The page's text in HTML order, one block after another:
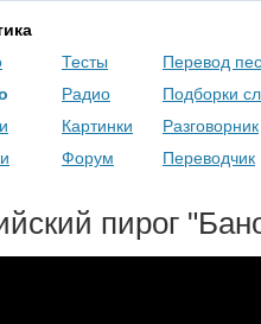
Тесты
Радио
Картинки
Форум
Перевод
Подборки
Разговорник
Переводчик
пирог